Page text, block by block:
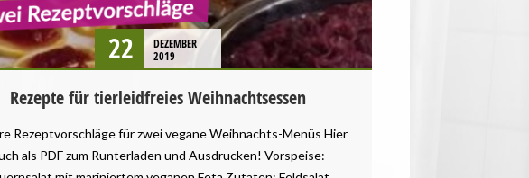
22
DEZEMBER
2019
Rezepte für tierleidfreies Weihnachtsessen
Rezeptvorschläge für zwei vegane Weihnachts-Menüs Hier
als PDF zum Runterladen und Ausdrucken! Vorspeise: